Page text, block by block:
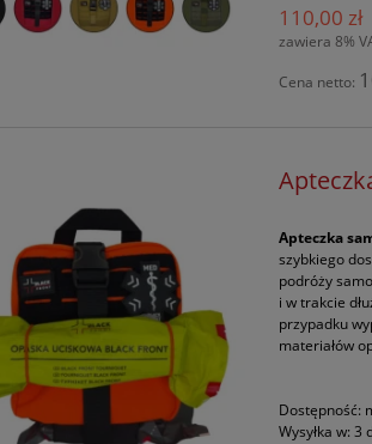
110,00 zł
zawiera 8%
Cena netto:
Apteczka
szybkiego
podróży
i w trakcie
przypadku
materiałów
Dostępność:
Wysyłka w: 3